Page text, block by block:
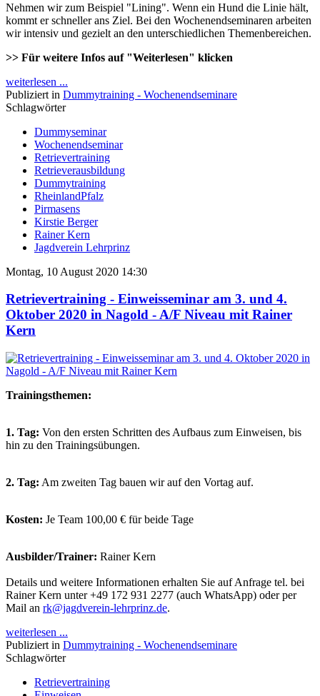
Nehmen wir zum Beispiel "Lining". Wenn ein Hund die Linie hält,
kommt er schneller ans Ziel. Bei den Wochenendseminaren arbeiten
wir intensiv und gezielt an den unterschiedlichen Themenbereichen.
>> Für weitere Infos auf "Weiterlesen" klicken
weiterlesen ...
Publiziert in Dummytraining - Wochenendseminare
Schlagwörter
Dummyseminar
Wochenendseminar
Retrievertraining
Retrieverausbildung
Dummytraining
RheinlandPfalz
Pirmasens
Kirstie Berger
Rainer Kern
Jagdverein Lehrprinz
Montag, 10 August 2020 14:30
Retrievertraining - Einweisseminar am 3. und 4.
Oktober 2020 in Nagold - A/F Niveau mit Rainer
Kern
Trainingsthemen:
1. Tag: Von den ersten Schritten des Aufbaus zum Einweisen, bis
hin zu den Trainingsübungen.
2. Tag: Am zweiten Tag bauen wir auf den Vortag auf.
Kosten: Je Team 100,00 € für beide Tage
Ausbilder/Trainer: Rainer Kern
Details und weitere Informationen erhalten Sie auf Anfrage tel. bei
Rainer Kern unter +49 172 931 2277 (auch WhatsApp) oder per
Mail an rk@jagdverein-lehrprinz.de.
weiterlesen ...
Publiziert in Dummytraining - Wochenendseminare
Schlagwörter
Retrievertraining